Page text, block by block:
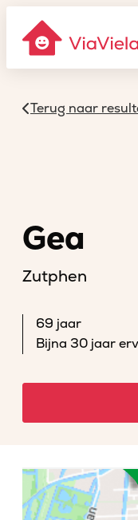
Terug naar
Gea
Zutphen
69 jaar
Bijna 30 jaar